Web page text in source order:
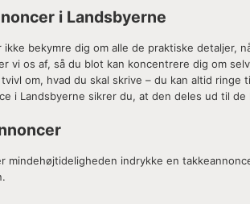
i Landsbyerne
ikke bekymre dig om alle de praktiske detaljer,
vi os af, så du blot kan koncentrere dig om
om, hvad du skal skrive – du kan altid ringe
i Landsbyerne sikrer du, at den deles ud til de
mindehøjtideligheden indrykke en